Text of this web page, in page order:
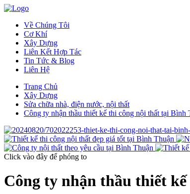
Về Chúng Tôi
Cơ Khí
Xây Dựng
Liên Kết Hợp Tác
Tin Tức & Blog
Liên Hệ
Trang Chủ
Xây Dựng
Sửa chữa nhà, điện nước, nội thất
Công ty nhận thầu thiết kế thi công nội thất tại Bình
Click vào đây để phóng to
Công ty nhận thầu thiết